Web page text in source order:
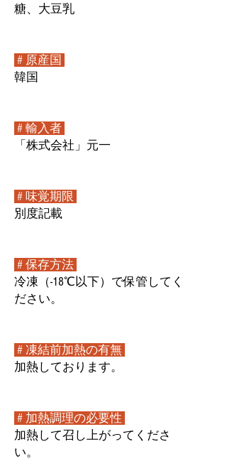
糖、大豆乳
# 原産国
韓国
# 輸入者
「株式会社」元一
# 味覚期限
別度記載
# 保存方法
冷凍（-18℃以下）で保管してく
ださい。
# 凍結前加熱の有無
加熱しております。
# 加熱調理の必要性
加熱して召し上がってくださ
い。